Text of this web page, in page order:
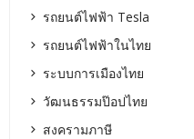
รถยนต์ไฟฟ้า Tesla
รถยนต์ไฟฟ้าในไทย
ระบบการเมืองไทย
วัฒนธรรมป๊อปไทย
สงครามภาษี